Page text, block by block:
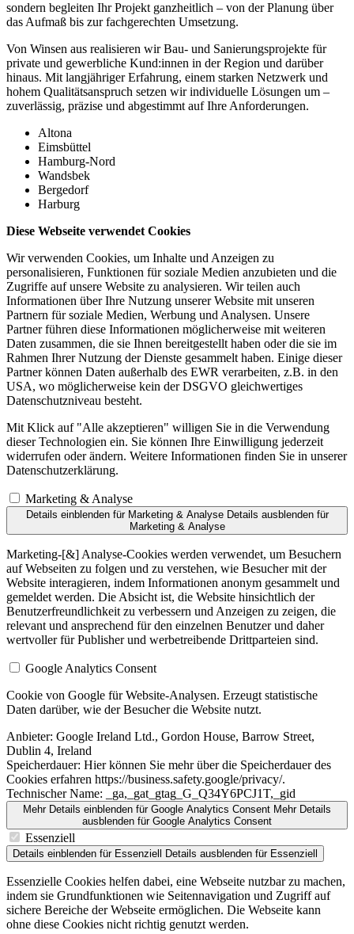
sondern begleiten Ihr Projekt ganzheitlich – von der Planung über
das Aufmaß bis zur fachgerechten Umsetzung.
Von Winsen aus realisieren wir Bau- und Sanierungsprojekte für
private und gewerbliche Kund:innen in der Region und darüber
hinaus. Mit langjähriger Erfahrung, einem starken Netzwerk und
hohem Qualitätsanspruch setzen wir individuelle Lösungen um –
zuverlässig, präzise und abgestimmt auf Ihre Anforderungen.
Altona
Eimsbüttel
Hamburg-Nord
Wandsbek
Bergedorf
Harburg
Diese Webseite verwendet Cookies
Wir verwenden Cookies, um Inhalte und Anzeigen zu
personalisieren, Funktionen für soziale Medien anzubieten und die
Zugriffe auf unsere Website zu analysieren. Wir teilen auch
Informationen über Ihre Nutzung unserer Website mit unseren
Partnern für soziale Medien, Werbung und Analysen. Unsere
Partner führen diese Informationen möglicherweise mit weiteren
Daten zusammen, die sie Ihnen bereitgestellt haben oder die sie im
Rahmen Ihrer Nutzung der Dienste gesammelt haben. Einige dieser
Partner können Daten außerhalb des EWR verarbeiten, z.B. in den
USA, wo möglicherweise kein der DSGVO gleichwertiges
Datenschutzniveau besteht.
Mit Klick auf "Alle akzeptieren" willigen Sie in die Verwendung
dieser Technologien ein. Sie können Ihre Einwilligung jederzeit
widerrufen oder ändern. Weitere Informationen finden Sie in unserer
Datenschutzerklärung.
Marketing & Analyse
Details einblendenfür Marketing & Analyse Details ausblendenfür
Marketing & Analyse
Marketing-[&] Analyse-Cookies werden verwendet, um Besuchern
auf Webseiten zu folgen und zu verstehen, wie Besucher mit der
Website interagieren, indem Informationen anonym gesammelt und
gemeldet werden. Die Absicht ist, die Website hinsichtlich der
Benutzerfreundlichkeit zu verbessern und Anzeigen zu zeigen, die
relevant und ansprechend für den einzelnen Benutzer und daher
wertvoller für Publisher und werbetreibende Drittparteien sind.
Google Analytics Consent
Cookie von Google für Website-Analysen. Erzeugt statistische
Daten darüber, wie der Besucher die Website nutzt.
Anbieter: Google Ireland Ltd., Gordon House, Barrow Street,
Dublin 4, Ireland
Speicherdauer: Hier können Sie mehr über die Speicherdauer des
Cookies erfahren https://business.safety.google/privacy/.
Technischer Name: _ga,_gat_gtag_G_Q34Y6PCJ1T,_gid
Mehr Details einblenden für Google Analytics Consent Mehr Details
ausblenden für Google Analytics Consent
Essenziell
Details einblenden für Essenziell Details ausblenden für Essenziell
Essenzielle Cookies helfen dabei, eine Webseite nutzbar zu machen,
indem sie Grundfunktionen wie Seitennavigation und Zugriff auf
sichere Bereiche der Webseite ermöglichen. Die Webseite kann
ohne diese Cookies nicht richtig genutzt werden.